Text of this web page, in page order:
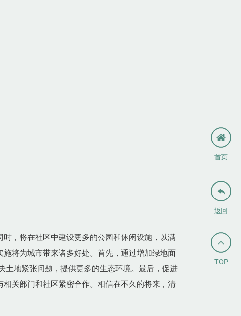
，将在社区中建设更多的公园和休闲设施，以满
将为城市带来诸多好处。首先，通过增加绿地面
土地紧张问题，提供更多的生态环境。最后，促进
关部门和社区紧密合作。相信在不久的将来，清
首页

TOP

返回